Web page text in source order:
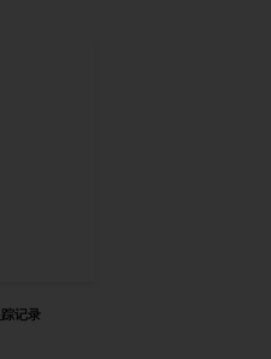
记录